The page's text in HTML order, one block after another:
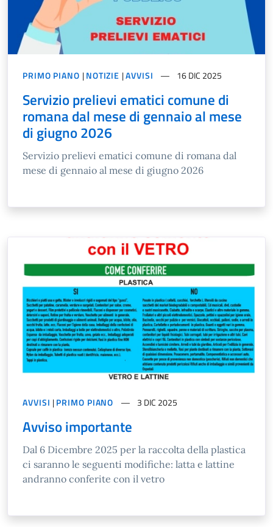
PRIMO PIANO |NOTIZIE |AVVISI 16 DIC 2025
Servizio prelievi ematici comune di
romana dal mese di gennaio al mese
di giugno 2026
Servizio prelievi ematici comune di romana dal
mese di gennaio al mese di giugno 2026
AVVISI |PRIMO PIANO 3 DIC 2025
Avviso importante
Dal 6 Dicembre 2025 per la raccolta della plastica
ci saranno le seguenti modifiche: latta e lattine
andranno conferite con il vetro